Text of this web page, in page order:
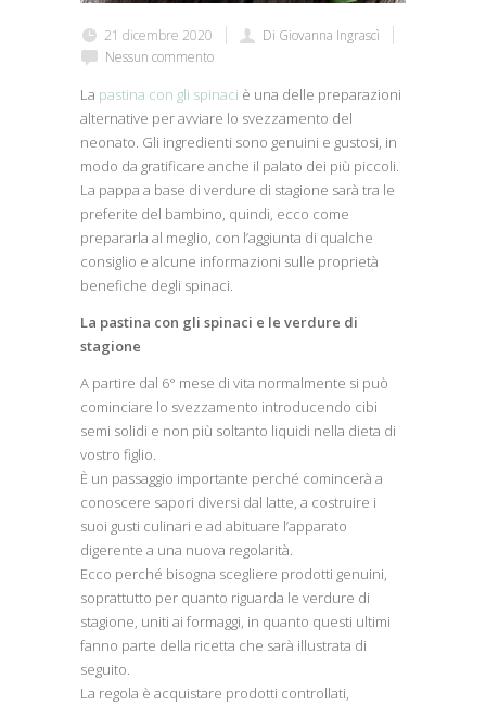
21 dicembre 2020
Di Giovanna Ingrascì
Nessun commento
La pastina con gli spinaci è una delle preparazioni
alternative per avviare lo svezzamento del
neonato. Gli ingredienti sono genuini e gustosi, in
modo da gratificare anche il palato dei più piccoli.
La pappa a base di verdure di stagione sarà tra le
preferite del bambino, quindi, ecco come
prepararla al meglio, con l’aggiunta di qualche
consiglio e alcune informazioni sulle proprietà
benefiche degli spinaci.
La pastina con gli spinaci e le verdure di
stagione
A partire dal 6° mese di vita normalmente si può
cominciare lo svezzamento introducendo cibi
semi solidi e non più soltanto liquidi nella dieta di
vostro figlio.
È un passaggio importante perché comincerà a
conoscere sapori diversi dal latte, a costruire i
suoi gusti culinari e ad abituare l’apparato
digerente a una nuova regolarità.
Ecco perché bisogna scegliere prodotti genuini,
soprattutto per quanto riguarda le verdure di
stagione, uniti ai formaggi, in quanto questi ultimi
fanno parte della ricetta che sarà illustrata di
seguito.
La regola è acquistare prodotti controllati,